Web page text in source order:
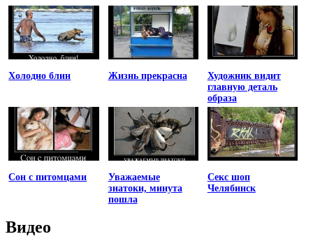
Холодно блин Жизнь прекрасна
Художник видит
главную деталь
образа
Сон с питомцами
Уважаемые
знатоки, минута
пошла
Секс шоп
Челябинск
Видео